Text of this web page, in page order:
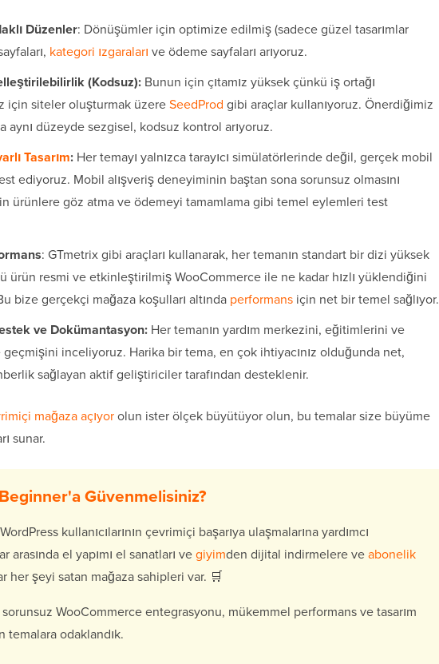
Düzenler: Dönüşümler için optimize edilmiş (sadece güzel tasarımlar
kategori ızgaraları ve ödeme sayfaları arıyoruz.
(Kodsuz): Bunun için çıtamız yüksek çünkü iş ortağı
için siteler oluşturmak üzereSeedProd gibi araçlar kullanıyoruz. Önerdiğimiz
aynı düzeyde sezgisel, kodsuz kontrol arıyoruz.
Tasarım: Her temayı yalnızca tarayıcı simülatörlerinde değil, gerçek mobil
ediyoruz. Mobil alışveriş deneyiminin baştan sona sorunsuz olmasını
ürünlere göz atma ve ödemeyi tamamlama gibi temel eylemleri test
: GTmetrix gibi araçları kullanarak, her temanın standart bir dizi yüksek
ürün resmi ve etkinleştirilmiş WooCommerce ile ne kadar hızlı yüklendiğini
bize gerçekçi mağaza koşulları altında performans için net bir temel sağlıyor.
ve Dokümantasyon: Her temanın yardım merkezini, eğitimlerini ve
inceliyoruz. Harika bir tema, en çok ihtiyacınız olduğunda net,
sağlayan aktif geliştiriciler tarafından desteklenir.
mağaza açıyorolun ister ölçek büyütüyor olun, bu temalar size büyüme
sunar.
Güvenmelisiniz?
kullanıcılarının çevrimiçi başarıya ulaşmalarına yardımcı
arasında el yapımı el sanatları vegiyimden dijital indirmelere veabonelik
her şeyi satan mağaza sahipleri var. 🛒
WooCommerce entegrasyonu, mükemmel performans ve tasarım
temalara odaklandık.